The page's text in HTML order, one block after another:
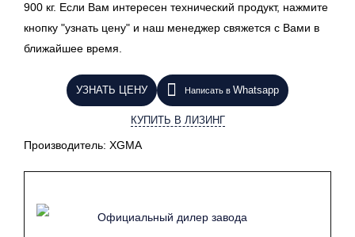
900 кг. Если Вам интересен технический продукт, нажмите
кнопку "узнать цену" и наш менеджер свяжется с Вами в
ближайшее время.
УЗНАТЬ ЦЕНУ Написать в Whatsapp
КУПИТЬ В ЛИЗИНГ
Производитель: XGMA
Официальный дилер завода